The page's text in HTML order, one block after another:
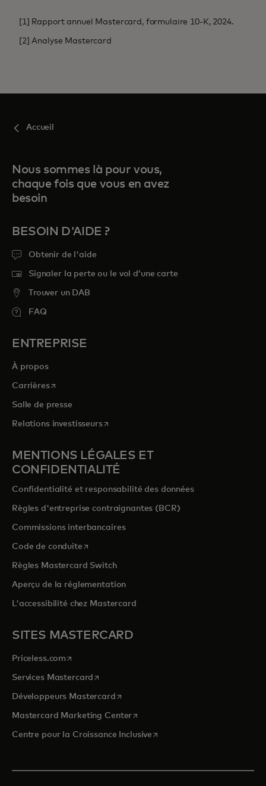
[1] Rapport annuel Mastercard, formulaire 10-K, 2024.
[2] Analyse Mastercard
Accueil
Nous sommes là pour vous,
chaque fois que vous en avez
besoin
BESOIN D'AIDE ?
Obtenir de l'aide
Signaler la perte ou le vol d’une carte
Trouver un DAB
FAQ
ENTREPRISE
À propos
Carrièress’ouvre dans un nouvel onglet
Salle de presse
Relations investisseurss’ouvre dans un nouvel onglet
MENTIONS LÉGALES ET
CONFIDENTIALITÉ
Confidentialité et responsabilité des données
Règles d'entreprise contraignantes (BCR)
Commissions interbancaires
Code de conduites’ouvre dans un nouvel onglet
Règles Mastercard Switch
Aperçu de la réglementation
L'accessibilité chez Mastercard
SITES MASTERCARD
Priceless.com s’ouvre dans un nouvel onglet
Services Mastercard s’ouvre dans un nouvel onglet
Développeurs Mastercards’ouvre dans un nouvel onglet
Mastercard Marketing Centers’ouvre dans un nouvel onglet
Centre pour la Croissance Inclusive s’ouvre dans un nouvel